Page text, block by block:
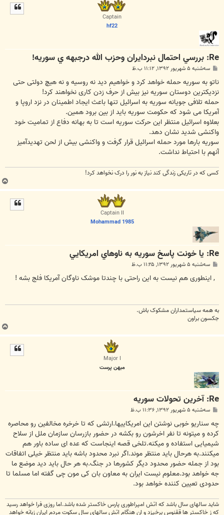
Captain
hf22
Re: بررسي احتمال نبردايران وحزب الله درجبهه ي سوريه!
پ
ت
سه‌شنبه ۵ شهریور ۱۳۹۲, ۱۱:۱۲ ب.ظ
ناتو به سوریه حمله خواهد کرد و خواهیم دید نه روسیه و نه هیچ دولتی حتی
نزدیکترین دوستان سوریه نیز بیش از حرف زدن کاری نخواهند کرد!
حمله تلافی جویانه سوریه به اسرائیل تنها باعث ایجاد اطمینان در نزد اروپا و
آمریکا می شود که حکومت سوریه باید از بین برود همین.
بعلاوه اسرائیل منتظر این حرکت سوریه است تا به بهانه دفاع از تمامیت خود
واکنشی شدید نشان دهد.
سوریه بارها مورد حمله اسرائیل قرار گرفت و واکنشی بیش از لحن تهدیدآمیز
آنهم با احتیاط نداشت.
کسی که در تاریکی زندگی کند نیاز به نور را درک نخواهد کرد!
ب
ا
Captain II
Mohammad 1985
Re: يا خونت پاسخ سوريه به ناوهاي امريكايي
پ
ت
سه‌شنبه ۵ شهریور ۱۳۹۲, ۱۱:۲۵ ب.ظ
, اینطوری هم نیست به این راحتی با چندتا موشک ناوگان آمریکا فلج بشه !
به همه سياستمداران مشکوک باش.
جکسون براون
ب
ا
Major I
میهن پرست
Re: آخرين تحولات سوريه
پ
ت
سه‌شنبه ۵ شهریور ۱۳۹۲, ۱۱:۳۶ ب.ظ
چه سناریو خوبی نوشتن این امریکاییها.ارتشی که تا خرخره مخالفین رو محاصره
کرده و میتونه تا نفر اخرشون رو بکشه در حضور بازرسان سازمان ملل از سلاح
شیمیایی استفاده و میکنه.تلخی قصه اینجاست که عده ای ساده باور هم
میکنند.به هرحال باید منتظر موند.اگر نبرد محدود باشه باید منتظر خیلی اتفاقات
بود از جمله حضور محدود دیگر کشورها در جنگ.به هر حال باید دید موضع ما
جه خواهد بود.معلوم نیست ایران به معاون بان کی مون چی گفته اما مسلما تا
حدودی تعیین کننده خواهد بود.
شاید سالهای سال باشد که اتش امپراطوری پارس خاکستر شده باشد.اما روزی فرا خواهد رسید
که ز خاکستر ها ققنوس برخیزد و ان هنگام اتش سالهای سال سکوت مردم ایران زبانه خواهد